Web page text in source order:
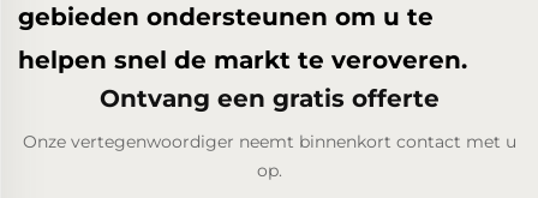
gebieden ondersteunen om u te
helpen snel de markt te veroveren.
Ontvang een gratis offerte
Onze vertegenwoordiger neemt binnenkort contact met u
op.